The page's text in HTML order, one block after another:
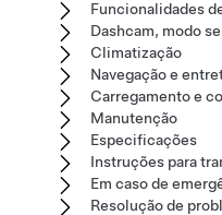
Funcionalidades
Dashcam, modo
Climatização
Navegação e
Carregamento e
Manutenção
Especificações
Instruções para
Em caso de
Resolução de